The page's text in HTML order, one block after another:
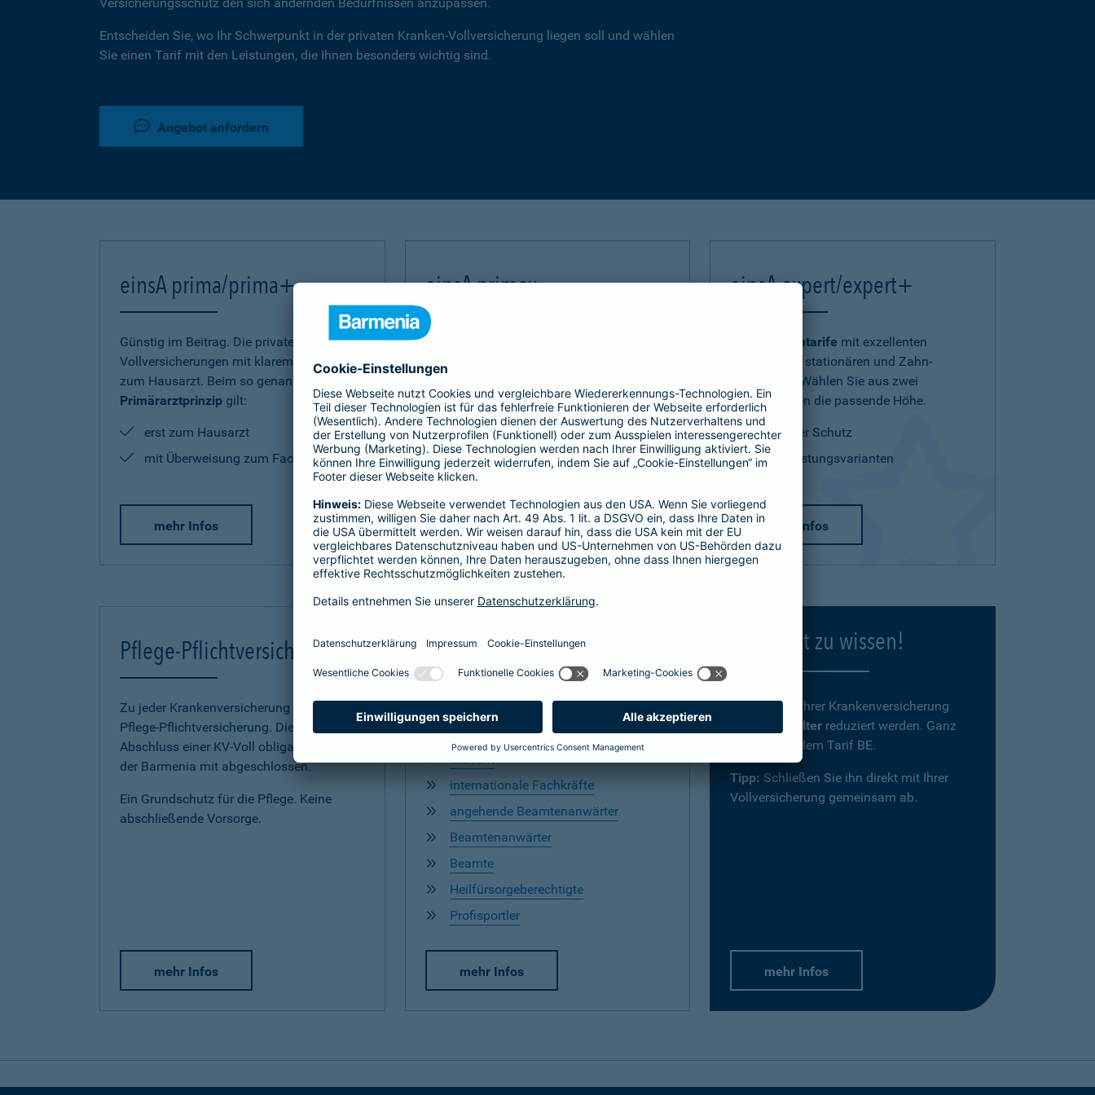
Entscheiden Sie, wo Ihr Schwerpunkt in der privaten Kranken-Vollversicherung liegen soll und wählen
Sie einen Tarif mit den Leistungen, die Ihnen besonders wichtig sind.
Angebot anfordern
einsA prima/prima+
Günstig im Beitrag. Die privaten Kranken-
Vollversicherungen mit klarem Bekenntnis
zum Hausarzt. Beim so genannten
Primärarztprinzip gilt:
erst zum Hausarzt
mit Überweisung zum Facharzt
mehr Infos
einsA primex
Hochwertiger Schutz mit Schwerpunkt auf
Hier entscheiden Sie, ob Hausarzt oder
direkt zum Facharzt.
hochwertige ambulante Leistungen
Basisleistung im stationären Bereich
mehr Infos
einsA expert/expert+
Premiumtarife mit exzellenten
ambulanten, stationären und Zahn-
Leistungen. Wählen Sie aus zwei
Tarifvarianten die passende Höhe.
optimaler Schutz
zwei Leistungsvarianten
mehr Infos
Pflege-Pflichtversicherung
Zu jeder Krankenversicherung gehört eine
Pflege-Pflichtversicherung. Diese wird bei
Abschluss einer KV-Voll obligatorisch bei
der Barmenia mit abgeschlossen.
Ein Grundschutz für die Pflege. Keine
abschließende Vorsorge.
mehr Infos
Spezialtarife
Zahnarzt
Student
internationale Fachkräfte
angehende Beamtenanwärter
Beamtenanwärter
Beamte
Heilfürsorgeberechtigte
Profisportler
mehr Infos
Gut zu wissen!
Beiträgezu Ihrer Krankenversicherung
im Alter reduziert werden. Ganz
einfach mit dem Tarif BE.
Tipp: Schließen Sie ihn direkt mit Ihrer
Vollversicherung gemeinsam ab.
mehr Infos